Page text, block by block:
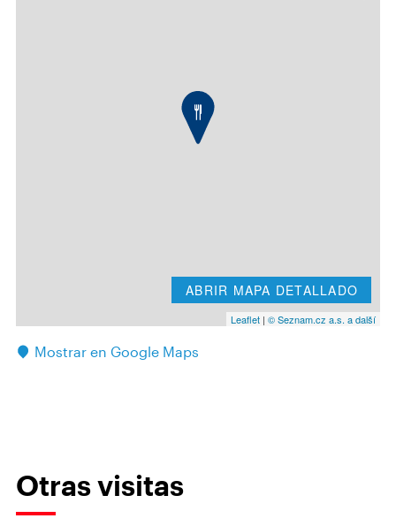
ABRIR MAPA DETALLADO
Leaflet | © Seznam.cz a.s. a další
Mostrar en Google Maps
Otras visitas